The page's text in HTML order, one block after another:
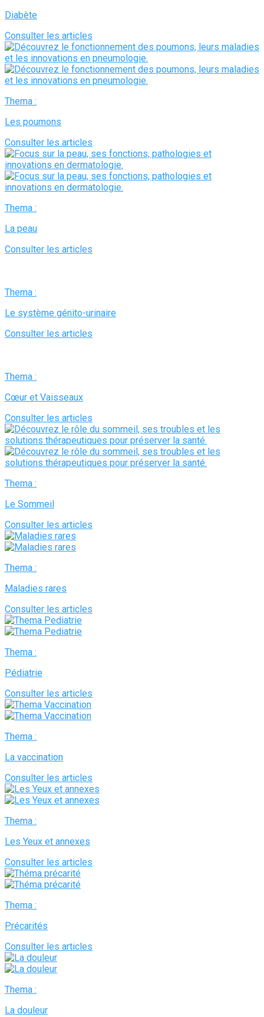
Diabète
Consulter les articles
Thema :
Les poumons
Consulter les articles
Thema :
La peau
Consulter les articles
Thema :
Le système génito-urinaire
Consulter les articles
Thema :
Cœur et Vaisseaux
Consulter les articles
Thema :
Le Sommeil
Consulter les articles
Thema :
Maladies rares
Consulter les articles
Thema :
Pédiatrie
Consulter les articles
Thema :
La vaccination
Consulter les articles
Thema :
Les Yeux et annexes
Consulter les articles
Thema :
Précarités
Consulter les articles
Thema :
La douleur